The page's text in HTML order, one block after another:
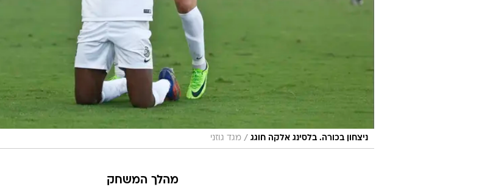
ניצחון בכורה. בלסינג אלקה חוגג / מגד גוזני
מהלך המשחק